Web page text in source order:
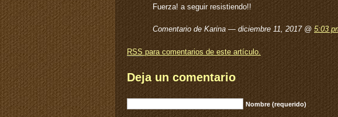
Fuerza! a seguir resistiendo!!
Comentario de Karina — diciembre 11, 2017 @ 5:03
RSSpara comentarios de este artículo.
Deja un comentario
Nombre (requerido)